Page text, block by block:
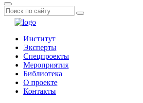
Институт
Эксперты
Спецпроекты
Мероприятия
Библиотека
О проекте
Контакты